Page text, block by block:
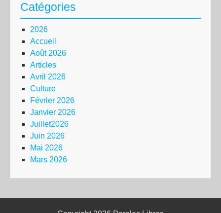
Catégories
2026
Accueil
Août 2026
Articles
Avril 2026
Culture
Février 2026
Janvier 2026
Juillet2026
Juin 2026
Mai 2026
Mars 2026